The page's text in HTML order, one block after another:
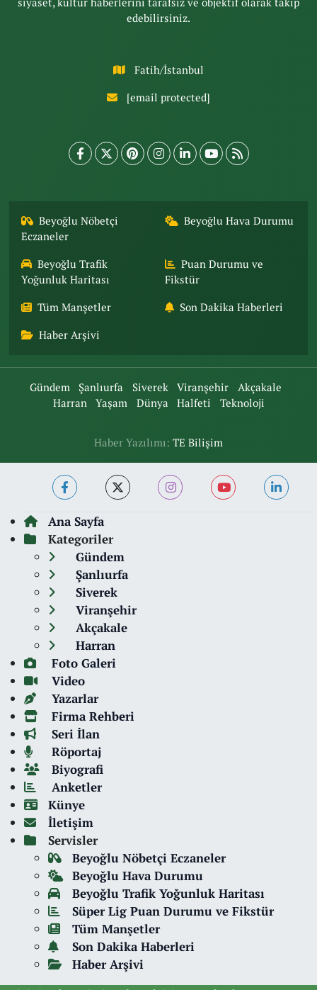
edebilirsiniz.
Fatih/İstanbul
[email protected]
Beyoğlu Nöbetçi
Eczaneler
Beyoğlu Hava Durumu
Beyoğlu Trafik
Yoğunluk Haritası
Puan Durumu ve
Fikstür
Tüm Manşetler Son Dakika Haberleri
Haber Arşivi
Gündem Şanlıurfa Siverek Viranşehir
Akçakale
Harran
Yaşam Dünya Halfeti Teknoloji
Haber Yazılımı: TE Bilişim
Ana Sayfa
Kategoriler
Gündem
Şanlıurfa
Siverek
Viranşehir
Akçakale
Harran
Foto Galeri
Video
Yazarlar
Firma Rehberi
Seri İlan
Röportaj
Biyografi
Anketler
Künye
İletişim
Servisler
Beyoğlu Nöbetçi Eczaneler
Beyoğlu Hava Durumu
Beyoğlu Trafik Yoğunluk Haritası
Süper Lig Puan Durumu ve Fikstür
Tüm Manşetler
Son Dakika Haberleri
Haber Arşivi